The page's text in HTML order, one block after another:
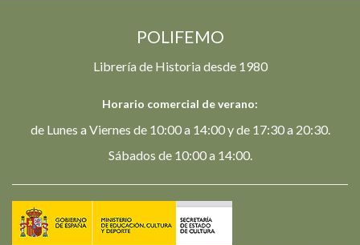
POLIFEMO
Librería de Historia desde 1980
Horario comercial de verano:
de Lunes a Viernes de 10:00 a 14:00 y de 17:30 a 20:30.
Sábados de 10:00 a 14:00.